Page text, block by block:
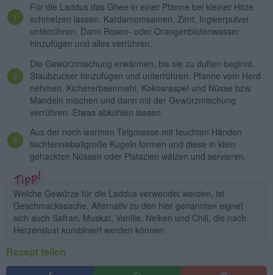
Für die Laddus das Ghee in einer Pfanne bei kleiner Hitze
schmelzen lassen. Kardamomsamen, Zimt, Ingwerpulver
unterrühren. Dann Rosen- oder Orangenblütenwasser
hinzufügen und alles verrühren.
Die Gewürzmischung erwärmen, bis sie zu duften beginnt.
Staubzucker hinzufügen und unterrühren. Pfanne vom Herd
nehmen. Kichererbsenmehl, Kokosraspel und Nüsse bzw.
Mandeln mischen und dann mit der Gewürzmischung
verrühren. Etwas abkühlen lassen.
Aus der noch warmen Teigmasse mit feuchten Händen
tischtennisballgroße Kugeln formen und diese in klein
gehackten Nüssen oder Pistazien wälzen und servieren.
Welche Gewürze für die Laddus verwendet werden, ist
Geschmackssache. Alternativ zu den hier genannten eignet
sich auch Safran, Muskat, Vanille, Nelken und Chili, die nach
Herzenslust kombiniert werden können.
Rezept teilen